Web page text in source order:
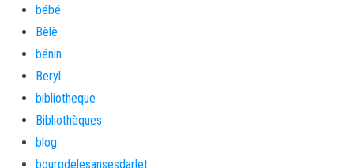
bébé
Bèlè
bénin
Beryl
bibliotheque
Bibliothèques
blog
bourgdelesansesdarlet